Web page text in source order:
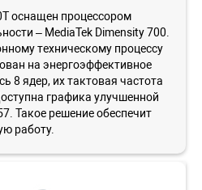
оснащен процессором
– MediaTek Dimensity 700.
техническому процессу
на энергоэффективное
8 ядер, их тактовая частота
графика улучшенной
Такое решение обеспечит
работу.